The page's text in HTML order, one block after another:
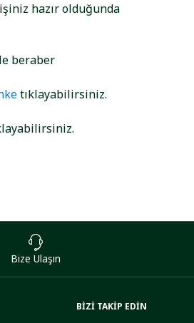
hazır olduğunda
beraber
tıklayabilirsiniz.
Bize Ulaşın
BİZİ TAKİP EDİN